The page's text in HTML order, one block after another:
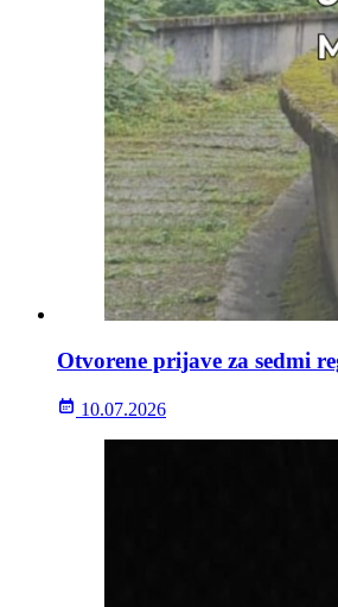
Otvorene prijave za sedmi
10.07.2026